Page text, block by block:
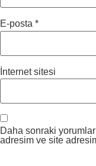
E-posta *
İnternet sitesi
Daha sonraki
adresim ve site